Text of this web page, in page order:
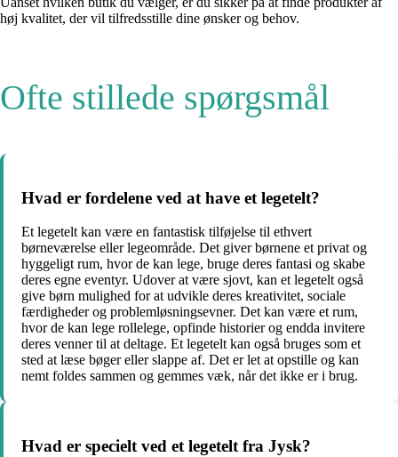
høj kvalitet, der vil tilfredsstille dine ønsker og behov.
Ofte stillede spørgsmål
Hvad er fordelene ved at have et legetelt?
Et legetelt kan være en fantastisk tilføjelse til ethvert
børneværelse eller legeområde. Det giver børnene et privat og
hyggeligt rum, hvor de kan lege, bruge deres fantasi og skabe
deres egne eventyr. Udover at være sjovt, kan et legetelt også
give børn mulighed for at udvikle deres kreativitet, sociale
færdigheder og problemløsningsevner. Det kan være et rum,
hvor de kan lege rollelege, opfinde historier og endda invitere
deres venner til at deltage. Et legetelt kan også bruges som et
sted at læse bøger eller slappe af. Det er let at opstille og kan
nemt foldes sammen og gemmes væk, når det ikke er i brug.
Hvad er specielt ved et legetelt fra Jysk?